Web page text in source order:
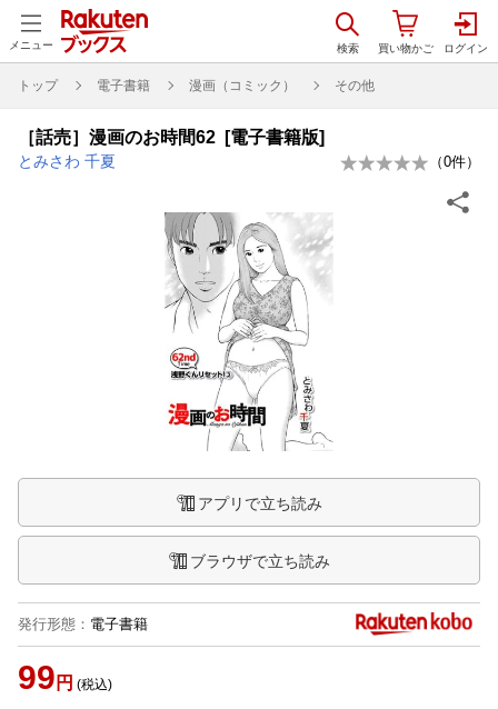
メニュー
トップ 電子書籍 漫画（コミック） その他
［話売］漫画のお時間62 [電子書籍版]
とみさわ 千夏 （0件）
アプリで立ち読み
ブラウザで立ち読み
発行形態 ： 電子書籍
99 円 (税込)